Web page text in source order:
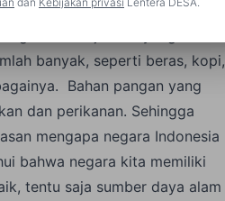
dalam jumlah yang besar.
banyak, seperti beras, kopi,
Bahan pangan yang
dan perikanan. Sehingga
mengapa negara Indonesia
bahwa negara kita memiliki
tentu saja sumber daya alam